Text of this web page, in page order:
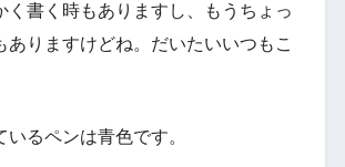
く書く時もありますし、もうちょっ
ありますけどね。だいたいいつもこ
るペンは青色です。